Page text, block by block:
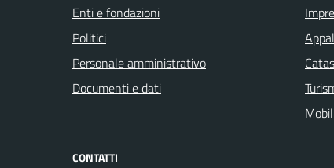
Enti e fondazioni
Politici
Personale amministrativo
Documenti e dati
CONTATTI